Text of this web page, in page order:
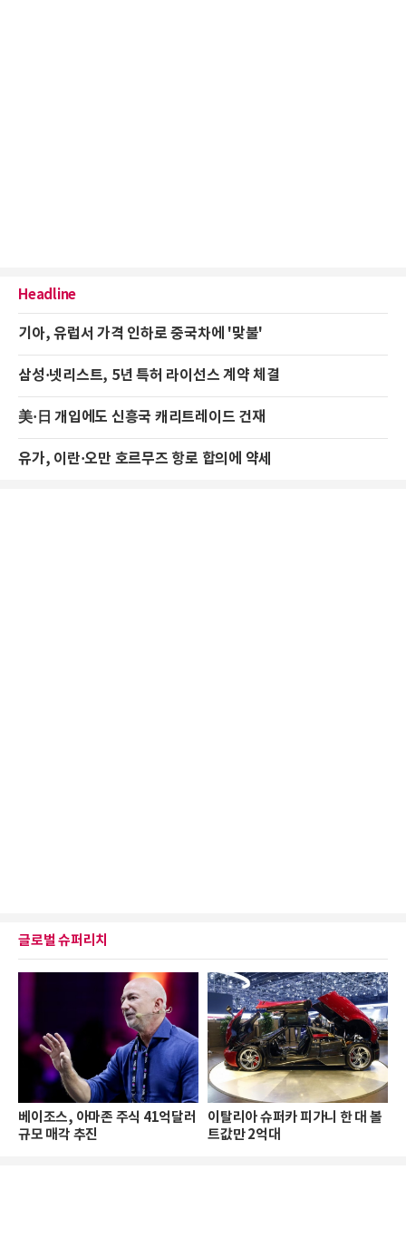
Headline
기아, 유럽서 가격 인하로 중국차에 '맞불'
삼성·넷리스트, 5년 특허 라이선스 계약 체결
美·日 개입에도 신흥국 캐리트레이드 건재
유가, 이란·오만 호르무즈 항로 합의에 약세
글로벌 슈퍼리치
베이조스, 아마존 주식 41억달러
규모 매각 추진
이탈리아 슈퍼카 피가니 한 대 볼
트값만 2억대